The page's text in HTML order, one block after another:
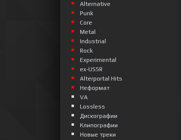
Alternative
Punk
Сore
Metal
Industrial
Rock
Experimental
ex-USSR
Alterportal Hits
Неформат
VA
Lossless
Дискографии
Клипографии
Новые треки